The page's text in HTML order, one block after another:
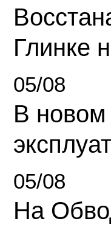
Глинке
05/08
В новом
05/08
На